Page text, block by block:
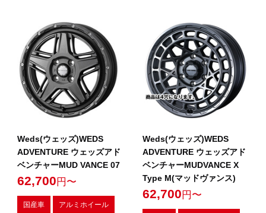
Weds(ウェッズ)WEDS
ADVENTURE ウェッズアド
ベンチャーMUD VANCE 07
62,700 円〜
国産車 アルミホイール
Weds(ウェッズ)WEDS
ADVENTURE ウェッズアド
ベンチャーMUDVANCE X
Type M(マッドヴァンス)
62,700 円〜